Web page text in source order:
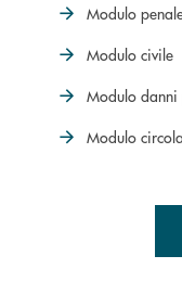
Modulo
Modulo civile
Modulo
Modulo